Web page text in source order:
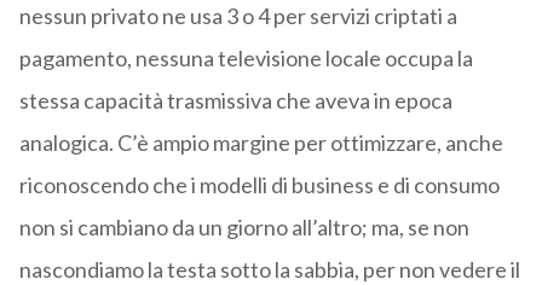
nessun privato ne usa 3 o 4 per servizi criptati a
pagamento, nessuna televisione locale occupa la
stessa capacità trasmissiva che aveva in epoca
analogica. C’è ampio margine per ottimizzare, anche
riconoscendo che i modelli di business e di consumo
non si cambiano da un giorno all’altro; ma, se non
nascondiamo la testa sotto la sabbia, per non vedere il